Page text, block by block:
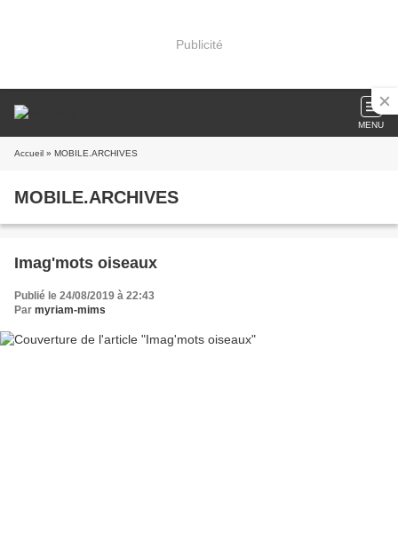
Publicité
MENU
Accueil » MOBILE.ARCHIVES
MOBILE.ARCHIVES
Imag'mots oiseaux
Publié le 24/08/2019 à 22:43
Par myriam-mims